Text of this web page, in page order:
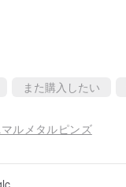
また購入したい
ルメタルピンズ